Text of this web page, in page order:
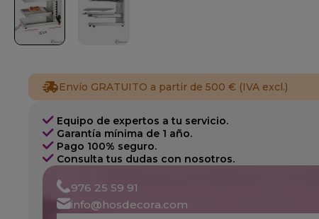
Envío GRATUITO a partir de 500 € (IVA excl.)
Equipo de expertos a tu servicio.
Garantía mínima de 1 año.
Pago 100% seguro.
Consulta tus dudas con nosotros.
976 25 59 91
info@hosdecora.com